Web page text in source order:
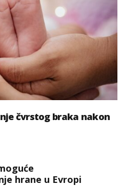
čvrstog braka nakon
hrane u Evropi